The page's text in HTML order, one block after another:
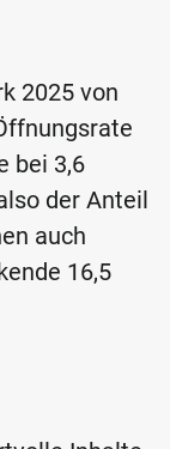
2025 von
bei 3,6
der Anteil
auch
16,5